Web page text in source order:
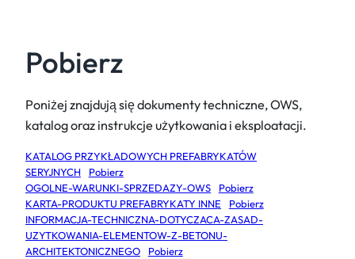
Pobierz
Poniżej znajdują się dokumenty techniczne, OWS,
katalog oraz instrukcje użytkowania i eksploatacji.
KATALOG PRZYKŁADOWYCH PREFABRYKATÓW
SERYJNYCH
Pobierz
OGOLNE-WARUNKI-SPRZEDAZY-OWS
Pobierz
KARTA-PRODUKTU PREFABRYKATY INNE
Pobierz
INFORMACJA-TECHNICZNA-DOTYCZACA-ZASAD-
UZYTKOWANIA-ELEMENTOW-Z-BETONU-
ARCHITEKTONICZNEGO
Pobierz